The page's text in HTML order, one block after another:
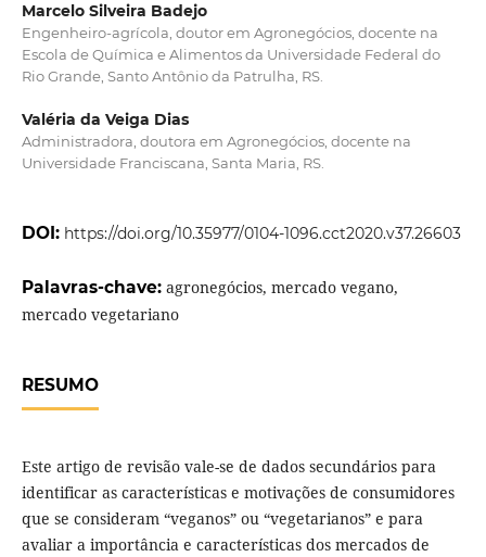
Marcelo Silveira Badejo
Engenheiro-agrícola, doutor em Agronegócios, docente na
Escola de Química e Alimentos da Universidade Federal do
Rio Grande, Santo Antônio da Patrulha, RS.
Valéria da Veiga Dias
Administradora, doutora em Agronegócios, docente na
Universidade Franciscana, Santa Maria, RS.
DOI: https://doi.org/10.35977/0104-1096.cct2020.v37.26603
Palavras-chave: agronegócios, mercado vegano,
mercado vegetariano
RESUMO
Este artigo de revisão vale-se de dados secundários para
identificar as características e motivações de consumidores
que se consideram “veganos” ou “vegetarianos” e para
avaliar a importância e características dos mercados de